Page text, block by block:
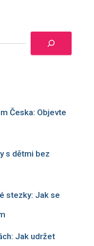
Česka: Objevte
s dětmi bez
stezky: Jak se
Jak udržet